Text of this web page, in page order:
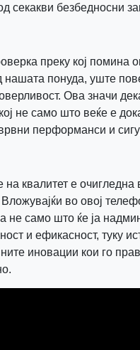
секакви безбедносни
преку кој помина
понуда, уште
Ова значи
не само што веќе е
перформанси и
квалитет е очигледна
во овој
не само што ќе ја
и ефикасност, туку
иновации кои го